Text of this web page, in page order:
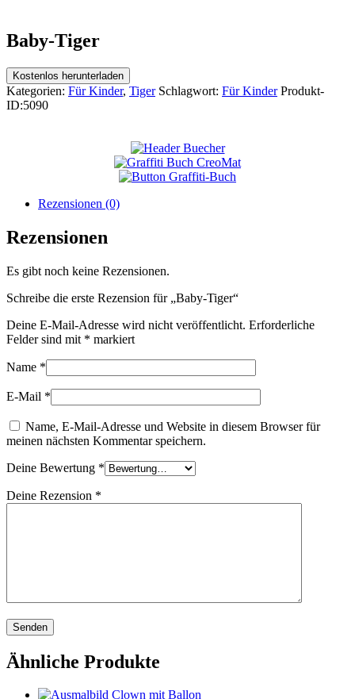
Baby-Tiger
Kostenlos herunterladen
Kategorien: Für Kinder, Tiger Schlagwort: Für Kinder Produkt-
ID:5090
Rezensionen (0)
Rezensionen
Es gibt noch keine Rezensionen.
Schreibe die erste Rezension für „Baby-Tiger“
Deine E-Mail-Adresse wird nicht veröffentlicht. Erforderliche
Felder sind mit * markiert
Name *
E-Mail *
Name, E-Mail-Adresse und Website in diesem Browser für
meinen nächsten Kommentar speichern.
Deine Bewertung *
Deine Rezension *
Ähnliche Produkte